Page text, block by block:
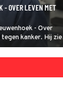
- OVER LEVEN MET
- Over
kanker. Hij ziet
AVL.